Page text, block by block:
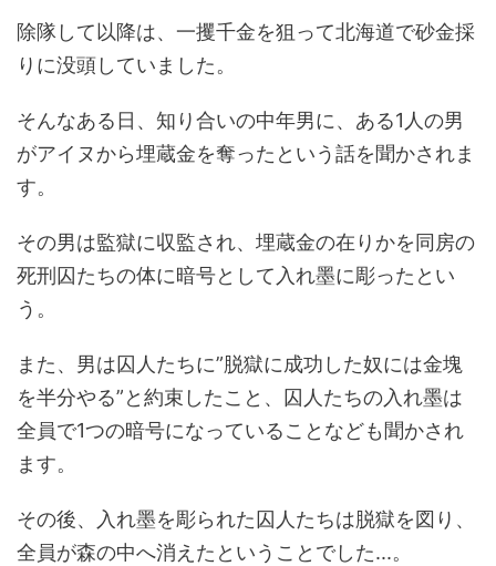
除隊して以降は、一攫千金を狙って北海道で砂金採
りに没頭していました。
そんなある日、知り合いの中年男に、ある1 人の男
がアイヌから埋蔵金を奪ったという話を聞かされま
す。
その男は監獄に収監され、埋蔵金の在りかを同房の
死刑囚たちの体に暗号として入れ墨に彫ったとい
う。
また、男は囚人たちに”脱獄に成功した奴には金塊
を半分やる”と約束したこと、囚人たちの入れ墨は
全員で1つの暗号になっていることなども聞かされ
ます。
その後、入れ墨を彫られた囚人たちは脱獄を図り、
全員が森の中へ消えたということでした...。